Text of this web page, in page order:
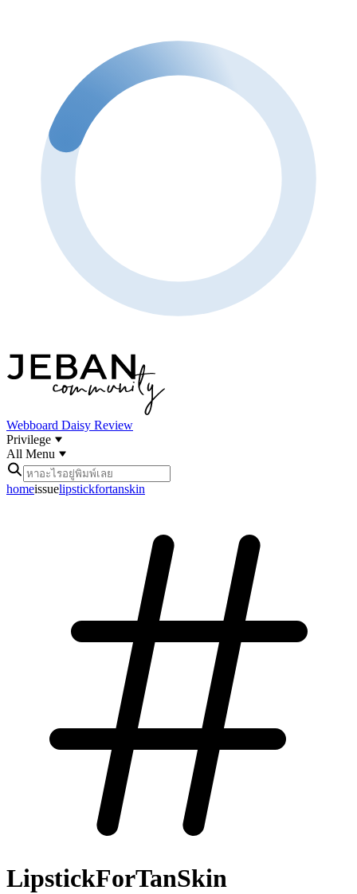
Webboard Daisy Review
Privilege
All Menu
homeissuelipstickfortanskin
LipstickForTanSkin